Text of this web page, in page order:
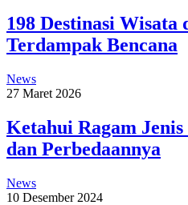
198 Destinasi Wisata
Terdampak Bencana
News
27 Maret 2026
Ketahui Ragam
dan Perbedaannya
News
10 Desember 2024